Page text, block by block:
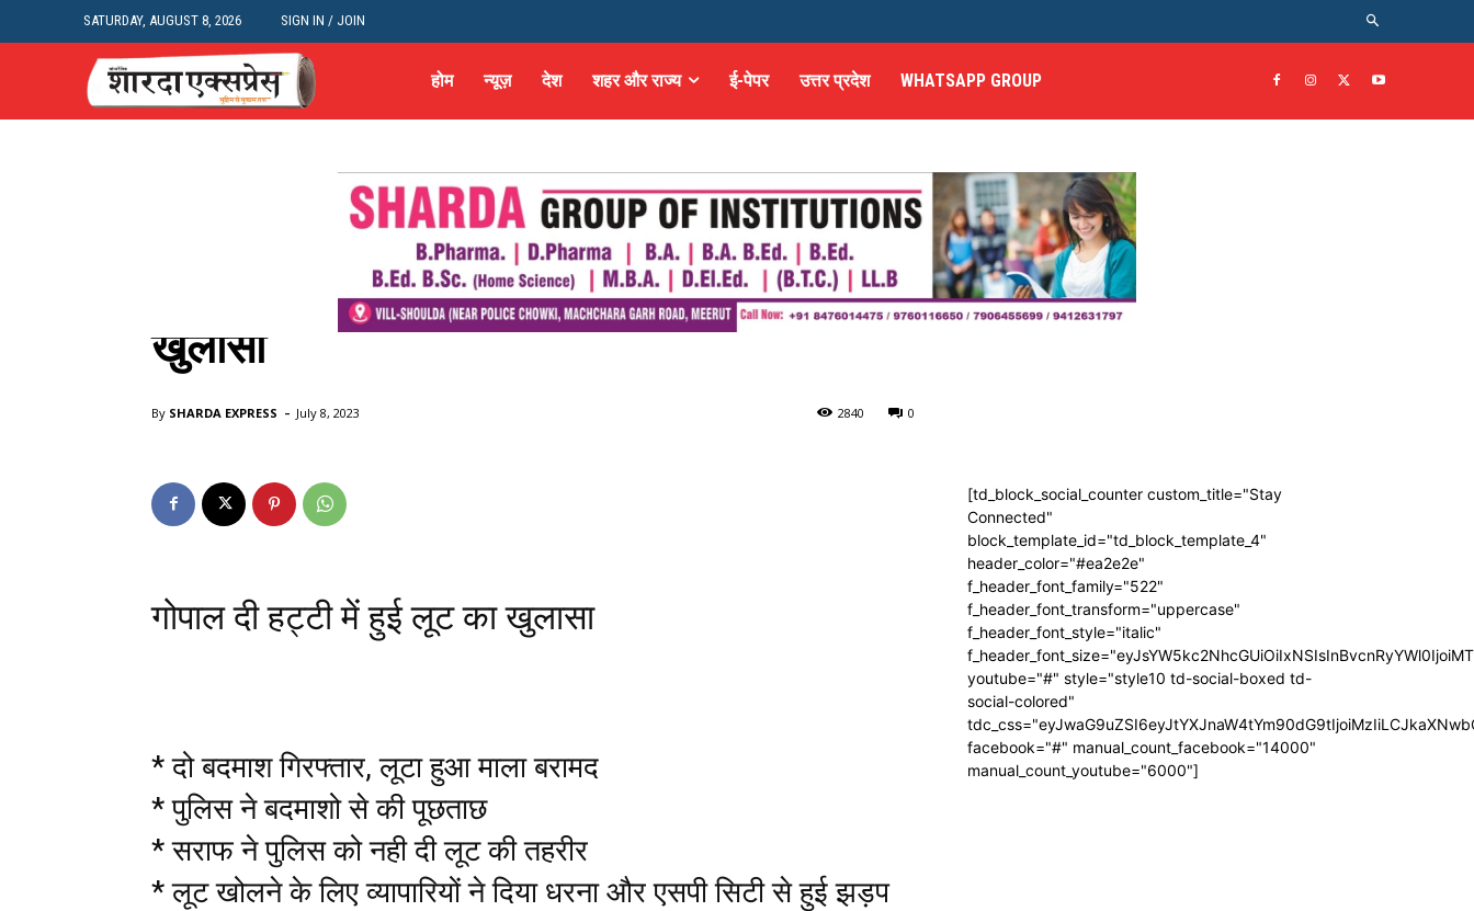
SATURDAY, AUGUST 8, 2026 SIGN IN / JOIN
होम न्यूज़ देश शहर और राज्य ई-पेपर उत्तर प्रदेश WHATSAPP GROUP
Meerut
बिग ब्रेकिंग मेरठ: गोपाल दी हट्टी में हुई लूट का
खुलासा
By SHARDA EXPRESS - July 8, 2023 0
2840
गोपाल दी हट्टी में हुई लूट का खुलासा
* दो बदमाश गिरफ्तार, लूटा हुआ माला बरामद
* पुलिस ने बदमाशो से की पूछताछ
* सराफ ने पुलिस को नही दी लूट की तहरीर
* लूट खोलने के लिए व्यापारियों ने दिया धरना और एसपी सिटी से हुई झड़प
[td_block_social_counter custom_title="Stay
Connected"
block_template_id="td_block_template_4"
header_color="#ea2e2e"
f_header_font_family="522"
f_header_font_transform="uppercase"
f_header_font_style="italic"
youtube="#" style="style10 td-social-boxed td-
social-colored"
facebook="#" manual_count_facebook="14000"
manual_count_youtube="6000"]